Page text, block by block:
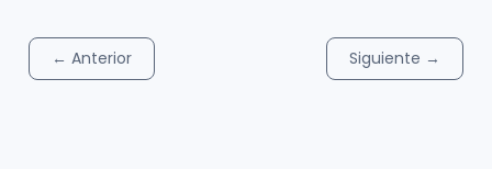
← Anterior Siguiente →